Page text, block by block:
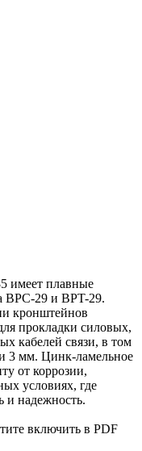
имеет плавные
BPC-29 и BPT-29.
кронштейнов
прокладки силовых,
кабелей связи, в том
3 мм. Цинк-ламельное
от коррозии,
условиях, где
и надежность.
включить в PDF